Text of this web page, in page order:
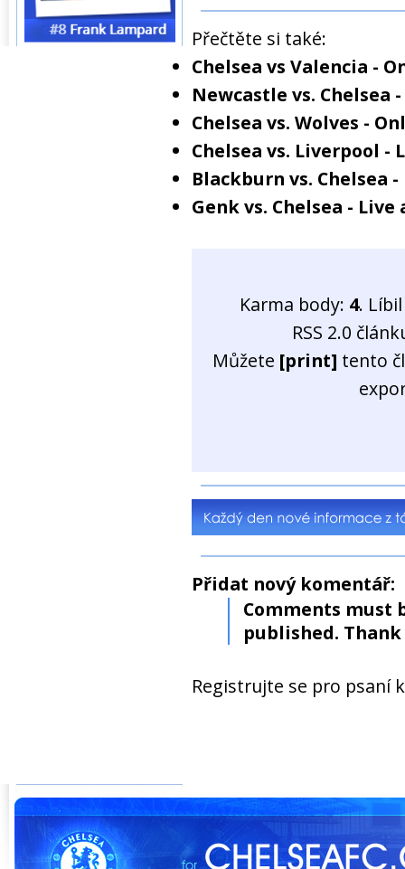
Přečtěte si také:
Chelsea vs Valencia -
Newcastle vs. Chelsea
Chelsea vs. Wolves -
Chelsea vs. Liverpool -
Blackburn vs. Chelsea
Genk vs. Chelsea - Live
Karma body: 4.
RSS 2.0
Můžete [print] tento
Přidat nový komentář:
Comments must
published. Thank
Registrujte se pro psaní